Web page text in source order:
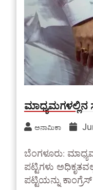
ಮಾಧ್ಯಮಗಳಲ್ಲಿನ
ಅನಾಮಿಕಾ
​ಬೆಂಗಳೂರು:
ಪಟ್ಟಿಗಳು
ಪಟ್ಟಿಯನ್ನು